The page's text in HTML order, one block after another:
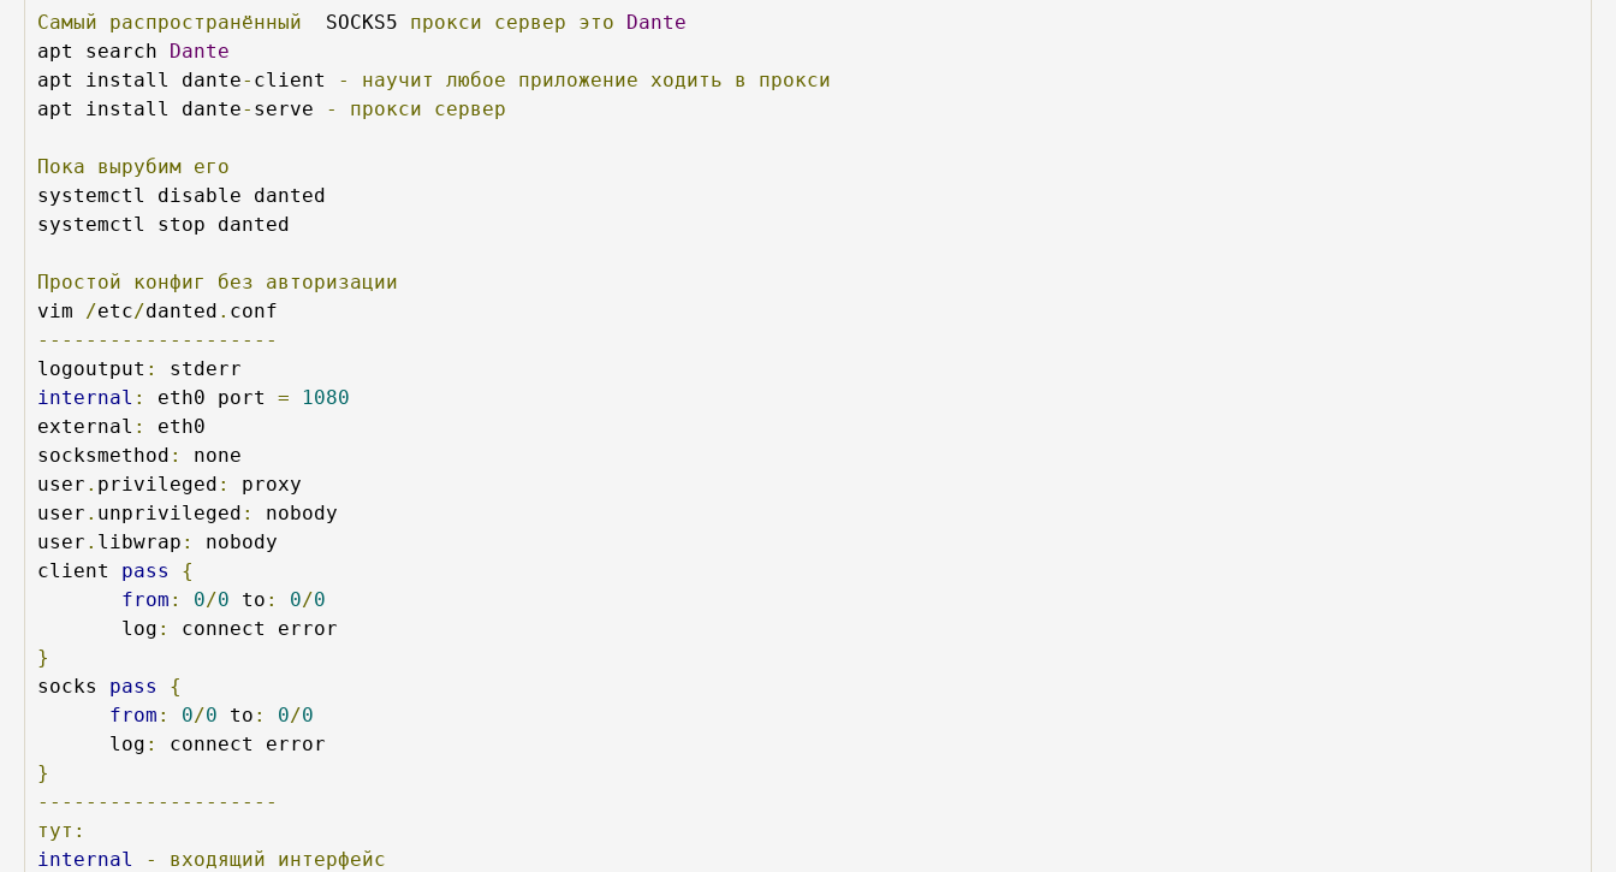
Самый распространённый
  SOCKS5
прокси сервер это
Dante
apt search Dante
apt install dante- client - научит любое приложение ходить в
прокси
apt install dante- serve - прокси сервер
Пока вырубим его
systemctl disable danted
systemctl stop danted
Простой конфиг без
авторизации
vim
/etc/danted .
--------------------
logoutput :
internal : eth0 port =
1080
external :
eth0
socksmethod :
none
user . privileged :
proxy
user . unprivileged :
nobody
user . libwrap :
nobody
client pass
{
from : 0/0 to : 0/0
       log
:
}
socks pass
{
from : 0/0 to : 0/0
      log
:
}
--------------------
тут:
internal
- входящий
интерфейс